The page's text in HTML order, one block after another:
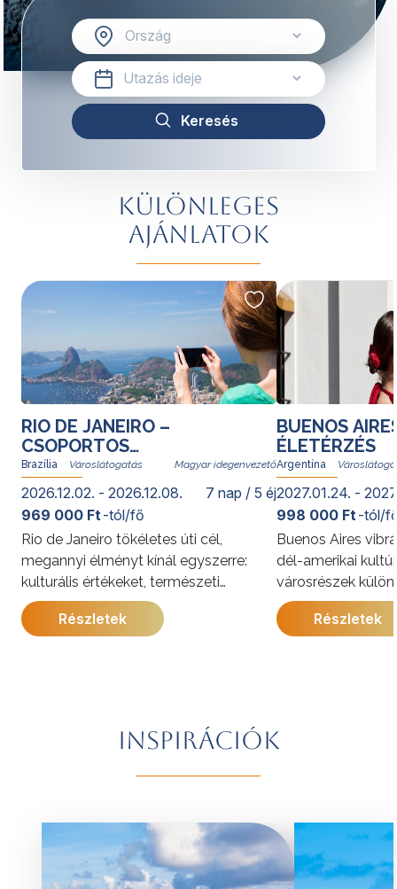
Különleges
ajánlatok
RIO DE JANEIRO –
CSOPORTOS
VÁROSLÁTOGATÁS
Brazília Magyar idegenvezető
2026.12.02. - 2026.12.08. 7 nap / 5 éj
Rio de Janeiro tökéletes úti cél,
megannyi élményt kínál egyszerre:
kulturális értékeket, természeti
kincseket, világhírű strandokat, a
szambát és a bossanovát, izgalmas
További érdekességekért Brazíliáról
A programok sorrendje az indulási
969 000 Ft-tól/fő
Részletek
BUENOS
ÉLETÉRZÉS
Argentína
2027.01.24. -
Buenos Aires
dél-amerikai
városrészek
kínálja. A program
megismerkedhet
természeti
vidék hangulata is
998 000 Ft-tól/
Részletek
Inspirációk
tovább »